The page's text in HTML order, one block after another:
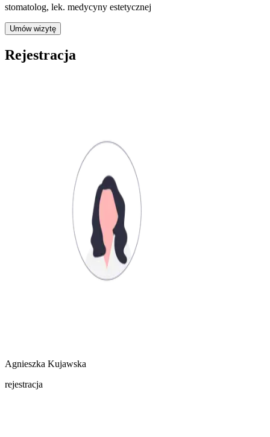
stomatolog, lek. medycyny estetycznej
Umów wizytę
Rejestracja
Agnieszka Kujawska
rejestracja